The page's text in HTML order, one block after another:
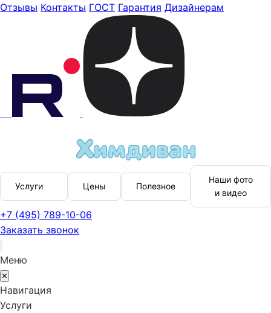
Отзывы Контакты ГОСТ Гарантия Дизайнерам
Услуги Цены Полезное
Наши фото
и видео
+7 (495) 789-10-06
Заказать звонок
Меню
✕
Навигация
Услуги